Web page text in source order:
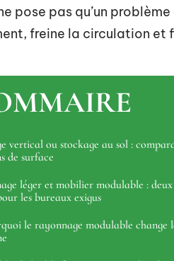
pose pas qu’un
freine la circulation
vertical ou stockage au sol :
de surface
léger et mobilier modulable : deux
les bureaux exigus
le rayonnage modulable change